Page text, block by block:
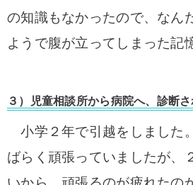
の知識もなかったので、 なん
ようで腹が立ってしまった記
３）児童相談所から病院へ、診断
小学２年で引越をしました。
ばらく頑張っていましたが、